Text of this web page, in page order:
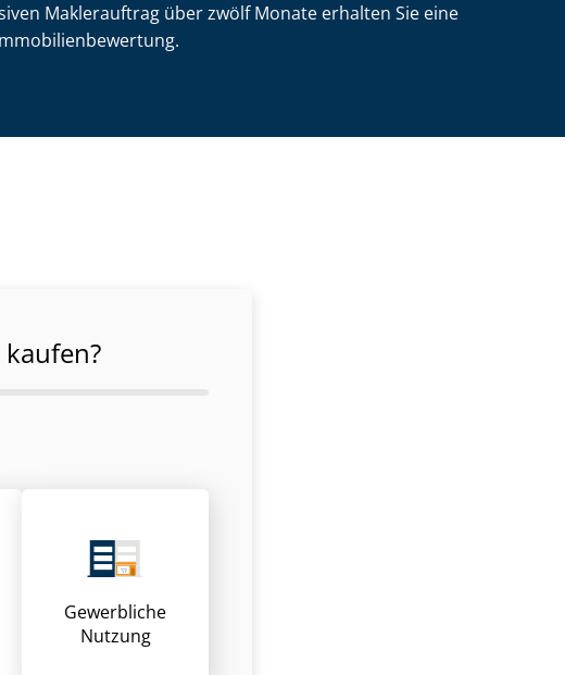
Maklerauftrag über zwölf Monate erhalten Sie eine
Gewerbliche
Nutzung